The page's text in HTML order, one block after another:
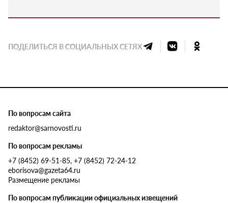
ПОДЕЛИТЬСЯ В СОЦИАЛЬНЫХ СЕТЯХ
По вопросам сайта
redaktor@sarnovosti.ru
По вопросам рекламы
+7 (8452) 69-51-85, +7 (8452) 72-24-12
eborisova@gazeta64.ru
Размещение рекламы
По вопросам публикации официальных извещений